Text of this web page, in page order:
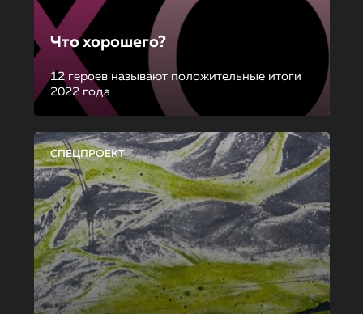
Что хорошего?
12 героев называют положительные итоги
2022 года
СПЕЦПРОЕКТ